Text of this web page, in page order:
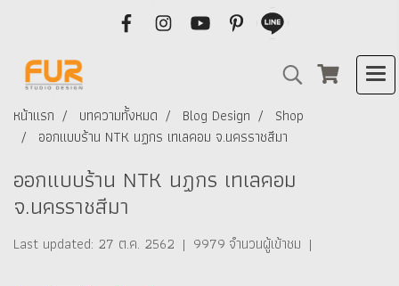
หน้าแรก บทความทั้งหมด Blog Design
Shop
ออกแบบร้าน NTK นฏกร เทเลคอม จ.นครราชสีมา
ออกแบบร้าน NTK นฏกร เทเลคอม
จ.นครราชสีมา
Last updated: 27 ต.ค. 2562 | 9979 จำนวนผู้เข้าชม |